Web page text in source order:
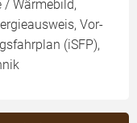
/ Wärmebild,
Vor-
(iSFP),